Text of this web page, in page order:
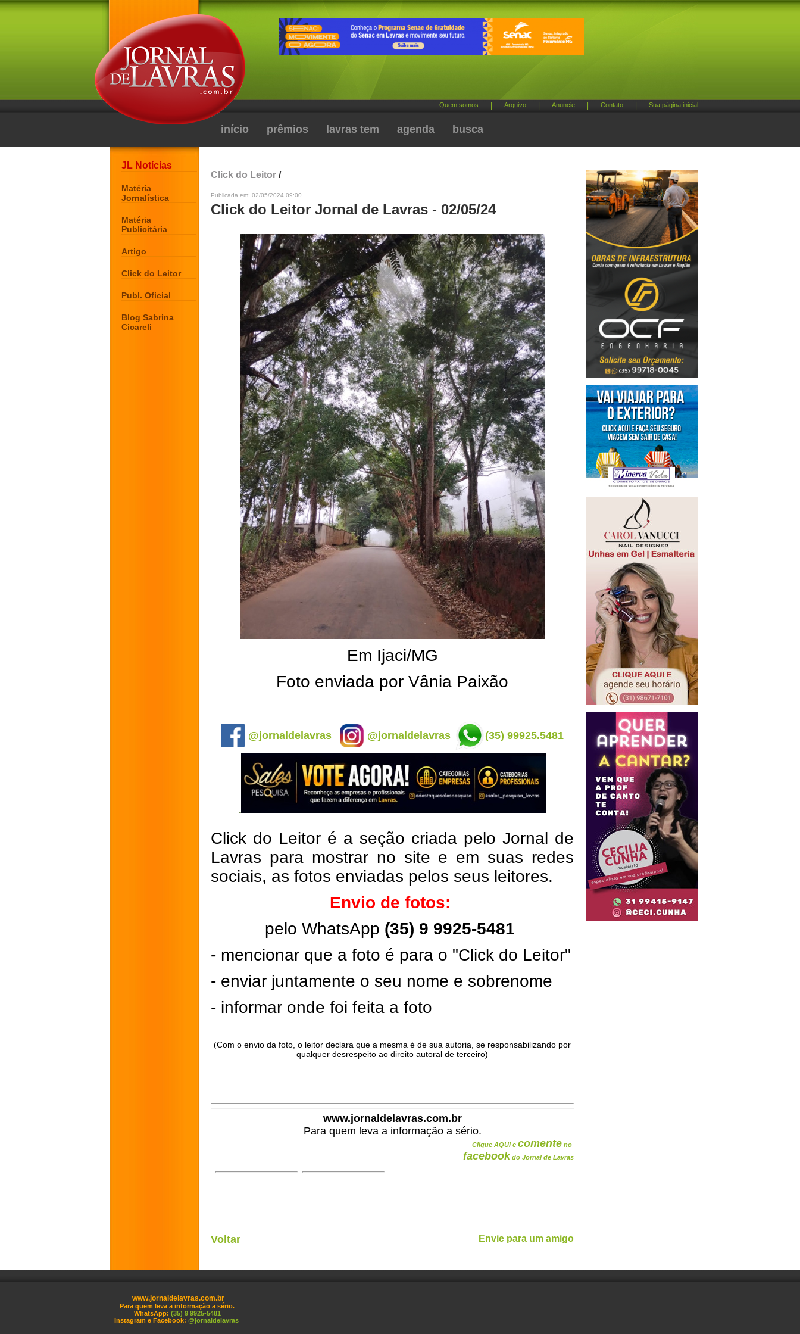
Quem somos Arquivo Anuncie Contato Sua página inicial
início prêmios lavras tem agenda busca
JL Notícias
Matéria
Jornalística
Matéria
Publicitária
Artigo
Click do Leitor
Publ. Oficial
Blog Sabrina
Cicareli
Click do Leitor /
Publicada em: 02/05/2024 09:00
Click do Leitor Jornal de Lavras - 02/05/24
Em Ijaci/MG
Foto enviada por Vânia Paixão
@jornaldelavras @jornaldelavras (35) 99925.5481
Click do Leitor é a seção criada pelo Jornal de
Lavras para mostrar no site e em suas redes
sociais, as fotos enviadas pelos seus leitores.
Envio de fotos:
pelo WhatsApp (35) 9 9925-5481
- mencionar que a foto é para o "Click do Leitor"
- enviar juntamente o seu nome e sobrenome
- informar onde foi feita a foto
(Com o envio da foto, o leitor declara que a mesma é de sua autoria, se responsabilizando por
qualquer desrespeito ao direito autoral de terceiro)
www.jornaldelavras.com.br
Para quem leva a informação a sério.
Clique AQUI e comente no
facebook do Jornal de Lavras
Voltar Envie para um amigo
www.jornaldelavras.com.br
Para quem leva a informação a sério.
WhatsApp: (35) 9 9925-5481
Instagram e Facebook: @jornaldelavras